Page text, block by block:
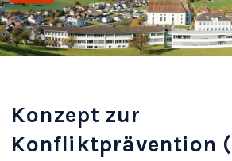
Konzept zur
Konfliktprävention